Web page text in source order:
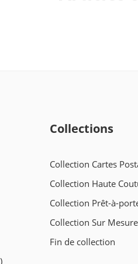
Collections
Collection Cartes
Collection Haute
Collection Prêt-à-
Collection Sur Mesure
Fin de collection